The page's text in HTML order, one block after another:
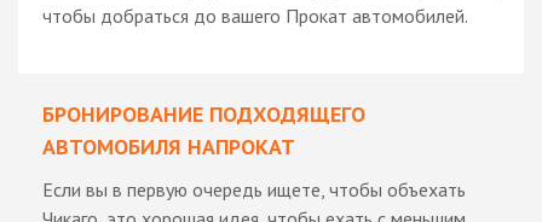
чтобы добраться до вашего Прокат автомобилей.
БРОНИРОВАНИЕ ПОДХОДЯЩЕГО
АВТОМОБИЛЯ НАПРОКАТ
Если вы в первую очередь ищете, чтобы объехать